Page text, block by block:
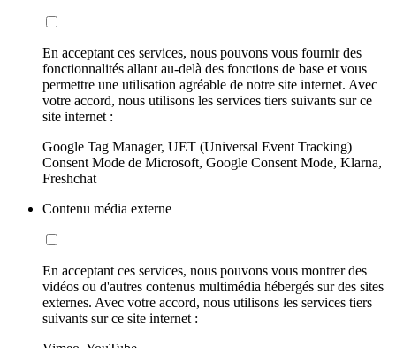
En acceptant ces services, nous pouvons vous fournir des
fonctionnalités allant au-delà des fonctions de base et vous
permettre une utilisation agréable de notre site internet. Avec
votre accord, nous utilisons les services tiers suivants sur ce
site internet :
Google Tag Manager, UET (Universal Event Tracking)
Consent Mode de Microsoft, Google Consent Mode, Klarna,
Freshchat
Contenu média externe
En acceptant ces services, nous pouvons vous montrer des
vidéos ou d'autres contenus multimédia hébergés sur des sites
externes. Avec votre accord, nous utilisons les services tiers
suivants sur ce site internet :